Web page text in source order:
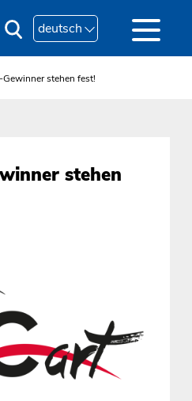
deutsch
stehen fest!
stehen